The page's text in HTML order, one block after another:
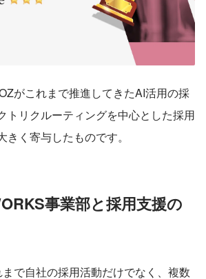
がこれまで推進してきたAI活用の採
トリクルーティングを中心とした採用
く寄与したものです。
事業部と採用支援の
で自社の採用活動だけでなく、複数